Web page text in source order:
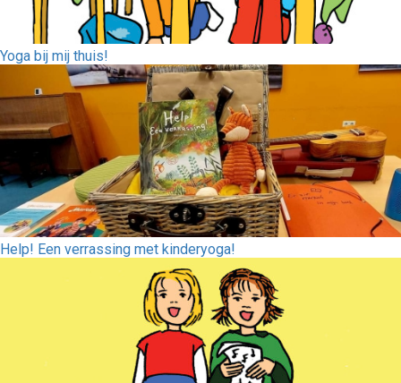
Yoga bij mij thuis!
Help! Een verrassing met kinderyoga!